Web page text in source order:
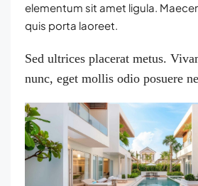
elementum sit amet ligula.
quis porta laoreet.
Sed ultrices placerat metus.
nunc, eget mollis odio posuere